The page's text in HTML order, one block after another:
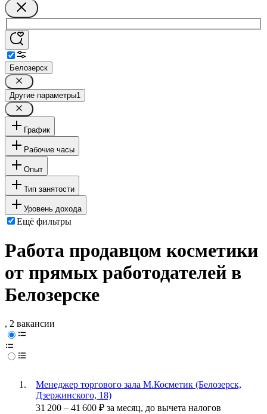
Белозерск
Другие параметры1
График
Рабочие часы
Опыт
Тип занятости
Уровень дохода
Ещё фильтры
Работа продавцом косметики
от прямых работодателей в
Белозерске
, 2 вакансии
Менеджер торгового зала М.Косметик (Белозерск,
Дзержинского, 18)
31 200 – 41 600 ₽ за месяц, до вычета налогов